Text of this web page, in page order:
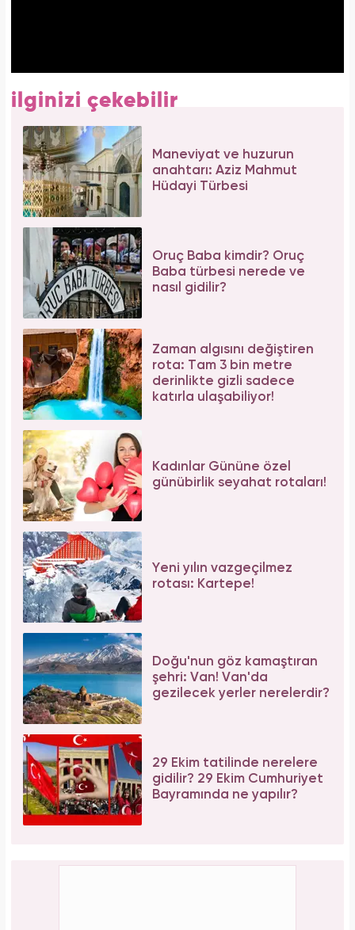
ilginizi çekebilir
Maneviyat ve huzurun
anahtarı: Aziz Mahmut
Hüdayi Türbesi
Oruç Baba kimdir? Oruç
Baba türbesi nerede ve
nasıl gidilir?
Zaman algısını değiştiren
rota: Tam 3 bin metre
derinlikte gizli sadece
katırla ulaşabiliyor!
Kadınlar Gününe özel
günübirlik seyahat rotaları!
Yeni yılın vazgeçilmez
rotası: Kartepe!
Doğu'nun göz kamaştıran
şehri: Van! Van'da
gezilecek yerler nerelerdir?
29 Ekim tatilinde nerelere
gidilir? 29 Ekim Cumhuriyet
Bayramında ne yapılır?